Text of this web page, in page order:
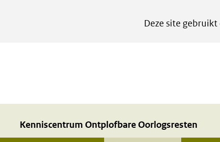
Deze site gebruikt
van
cookies
op
Kenniscentrum Ontplofbare Oorlogsresten